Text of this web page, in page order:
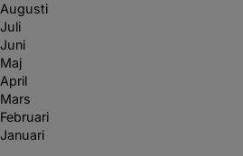
Augusti
Juli
Juni
Maj
April
Mars
Februari
Januari